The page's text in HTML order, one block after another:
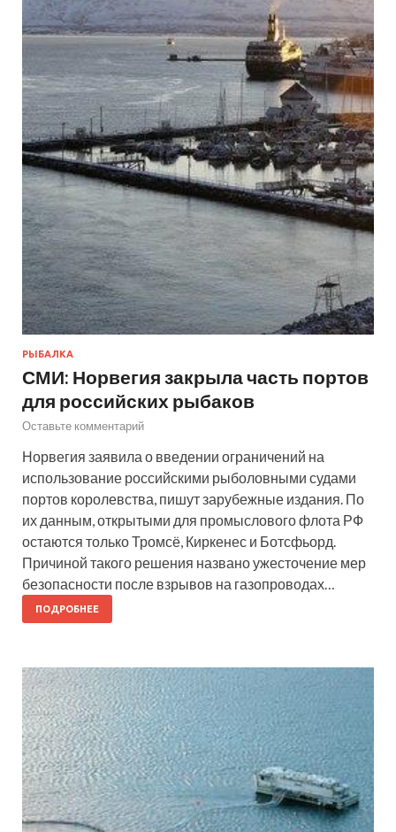
РЫБАЛКА
СМИ: Норвегия закрыла часть портов
для российских рыбаков
Оставьте комментарий
Норвегия заявила о введении ограничений на
использование российскими рыболовными судами
портов королевства, пишут зарубежные издания. По
их данным, открытыми для промыслового флота РФ
остаются только Тромсё, Киркенес и Ботсфьорд.
Причиной такого решения названо ужесточение мер
безопасности после взрывов на газопроводах…
ПОДРОБНЕЕ